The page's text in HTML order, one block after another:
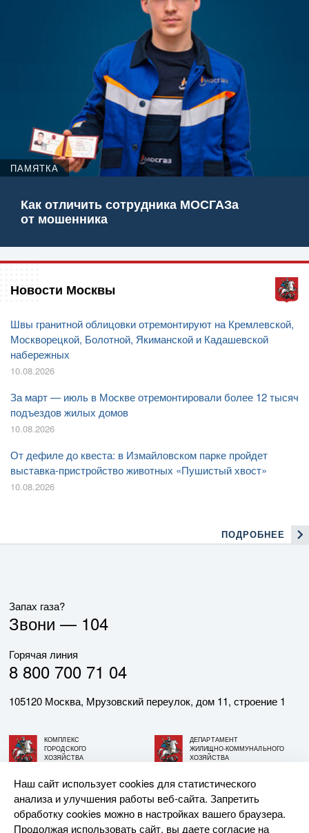
ПАМЯТКА
Как отличить сотрудника МОСГАЗа
от мошенника
Новости Москвы
Швы гранитной облицовки отремонтируют на Кремлевской,
Москворецкой, Болотной, Якиманской и Кадашевской
набережных
10.08.2026
За март — июль в Москве отремонтировали более 12 тысяч
подъездов жилых домов
10.08.2026
От дефиле до квеста: в Измайловском парке пройдет
выставка-пристройство животных «Пушистый хвост»
10.08.2026
ПОДРОБНЕЕ
Запах газа?
Звони — 104
Горячая линия
8 800 700 71 04
105120 Москва, Мрузовский переулок, дом 11, строение 1
КОМПЛЕКС
ГОРОДСКОГО
ХОЗЯЙСТВА
ДЕПАРТАМЕНТ
ЖИЛИЩНО-КОММУНАЛЬНОГО
ХОЗЯЙСТВА
© АО «МОСГАЗ», 2026. При использовании материалов
ссылка на сайт обязательна.
Наш сайт использует cookies для статистического
анализа и улучшения работы веб-сайта. Запретить
обработку cookies можно в настройках вашего браузера.
Продолжая использовать сайт, вы даете согласие на